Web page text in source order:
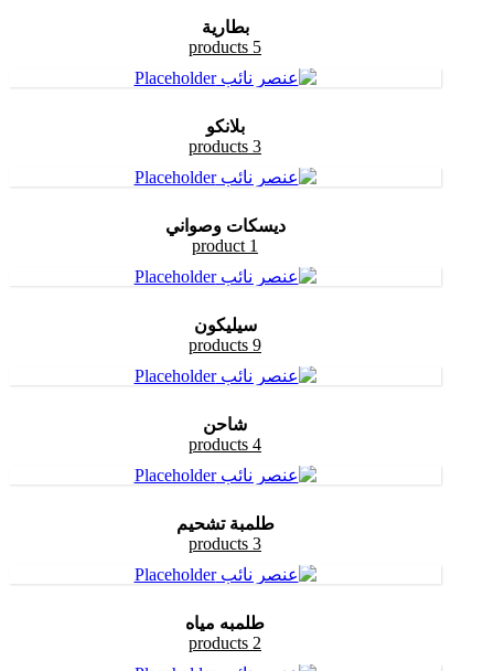
بطارية
5 products
بلانكو
3 products
ديسكات وصواني
1 product
سيليكون
9 products
شاحن
4 products
طلمبة تشحيم
3 products
طلمبه مياه
2 products